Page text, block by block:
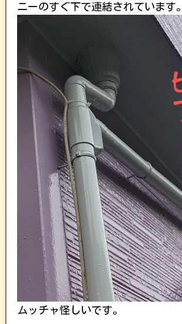
ニーのすぐ下で連結されています。
ムッチャ怪しいです。